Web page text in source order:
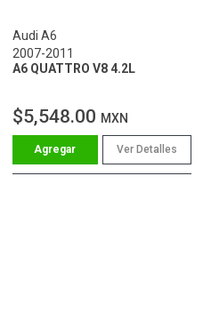
Audi A6
2007-2011
A6 QUATTRO V8 4.2L
$5,548.00 MXN
Ver Detalles